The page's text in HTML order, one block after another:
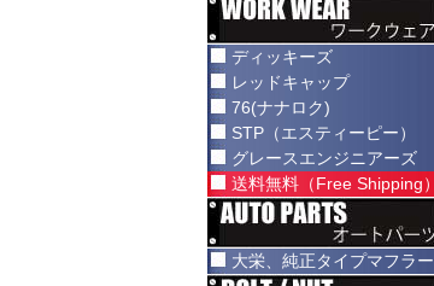
ディッキーズ
レッドキャップ
76(ナナロク)
STP（エスティーピー）
グレースエンジニアーズ
送料無料（Free Shipping）
大栄、純正タイプマフラー